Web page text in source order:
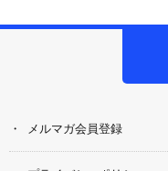
メルマガ会員登録